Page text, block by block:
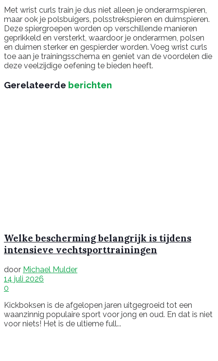
Met wrist curls train je dus niet alleen je onderarmspieren,
maar ook je polsbuigers, polsstrekspieren en duimspieren.
Deze spiergroepen worden op verschillende manieren
geprikkeld en versterkt, waardoor je onderarmen, polsen
en duimen sterker en gespierder worden. Voeg wrist curls
toe aan je trainingsschema en geniet van de voordelen die
deze veelzijdige oefening te bieden heeft.
Gerelateerde berichten
Welke bescherming belangrijk is tijdens
intensieve vechtsporttrainingen
door Michael Mulder
14 juli 2026
0
Kickboksen is de afgelopen jaren uitgegroeid tot een
waanzinnig populaire sport voor jong en oud. En dat is niet
voor niets! Het is de ultieme full...